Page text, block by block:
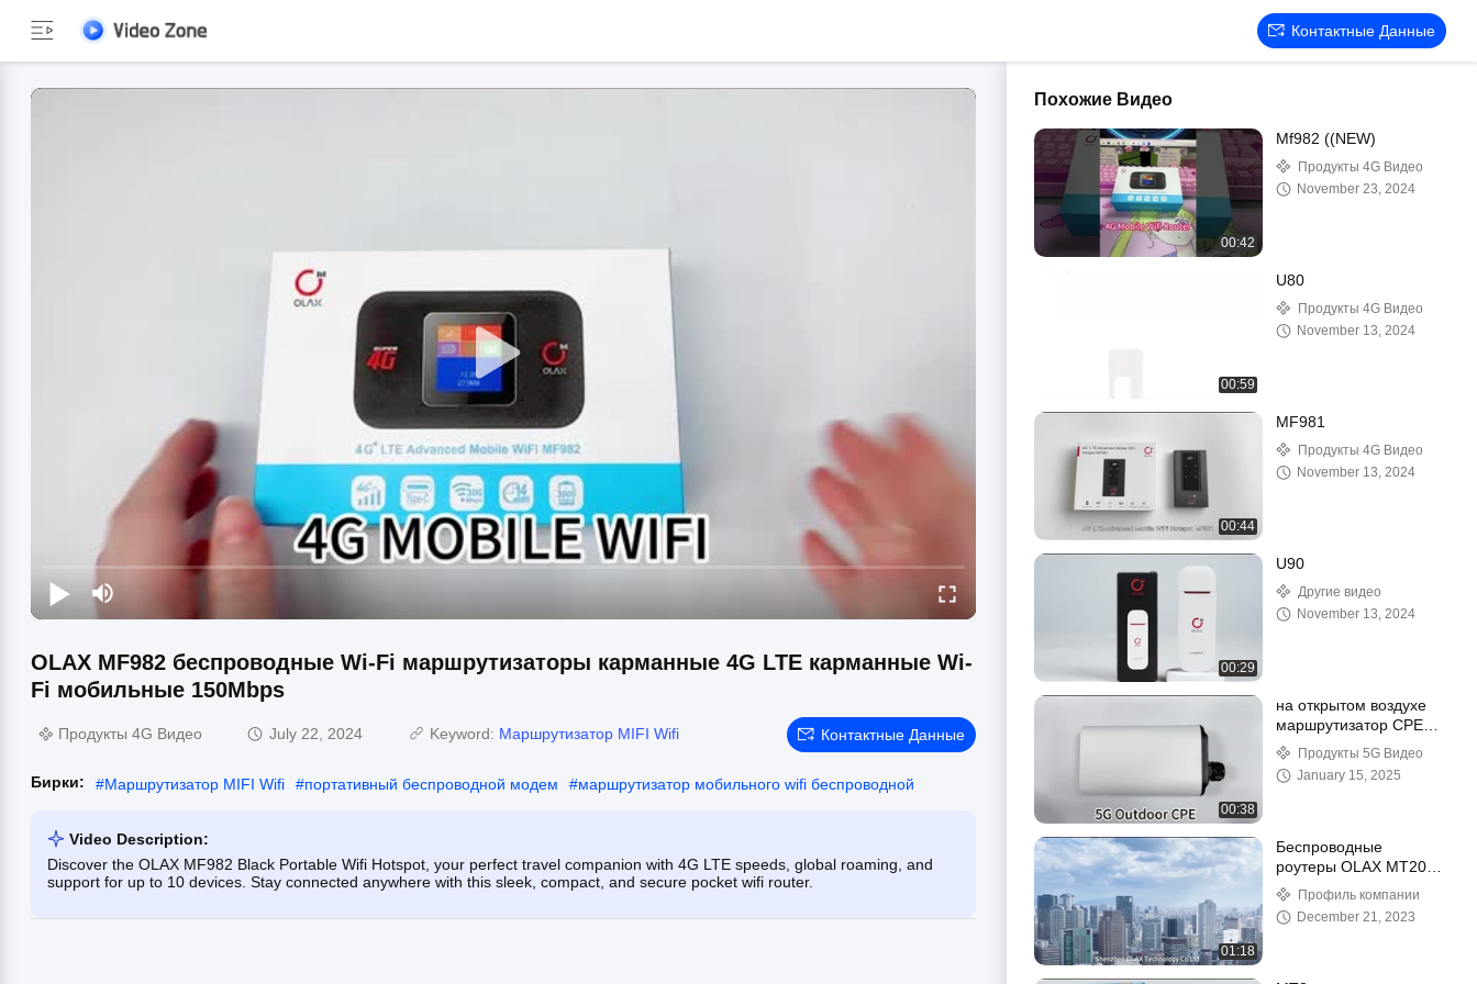
Контактные Данные
OLAX MF982 беспроводные Wi-Fi маршрутизаторы карманные 4G LTE карманные Wi-
Fi мобильные 150Mbps
Продукты 4G Видео July 22, 2024 Keyword: Маршрутизатор MIFI Wifi Контактные Данные
Бирки: #Маршрутизатор MIFI Wifi #портативный беспроводной модем #маршрутизатор мобильного wifi беспроводной
Video Description:
Discover the OLAX MF982 Black Portable Wifi Hotspot, your perfect travel companion with 4G LTE speeds, global roaming, and
support for up to 10 devices. Stay connected anywhere with this sleek, compact, and secure pocket wifi router.
Похожие Видео
00:42
Mf982 ((NEW)
Продукты 4G Видео
November 23, 2024
00:59
U80
Продукты 4G Видео
November 13, 2024
00:44
MF981
Продукты 4G Видео
November 13, 2024
00:29
U90
Другие видео
November 13, 2024
00:38
на открытом воздухе
маршрутизатор CPE
5G
Продукты 5G Видео
January 15, 2025
01:18
Беспроводные
роутеры OLAX MT20
Wi-Fi с SIM-картой 150
Мбит/с
Профиль компании
December 21, 2023